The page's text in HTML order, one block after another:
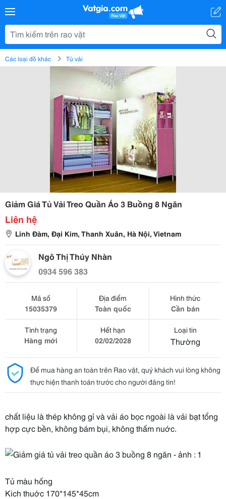
Các loại đồ khác Tủ vải
Giảm Giá Tủ Vải Treo Quần Áo 3 Buồng 8 Ngăn
Liên hệ
Linh Đàm, Đại Kim, Thanh Xuân, Hà Nội, Vietnam
Ngô Thị Thúy Nhàn
0934 596 383
Mã số
15035379
Địa điểm
Toàn quốc
Hình thức
Cần bán
Tình trạng
Hàng mới
Hết hạn
02/02/2028
Loại tin
Thường
Để mua hàng an toàn trên Rao vặt, quý khách vui lòng không
thực hiện thanh toán trước cho người đăng tin!
chất liệu là thép không gỉ và vải áo bọc ngoài là vải bạt tổng
hợp cực bền, không bám bụi, không thấm nuớc.
Tủ màu hống
Kich thuớc 170*145*45cm